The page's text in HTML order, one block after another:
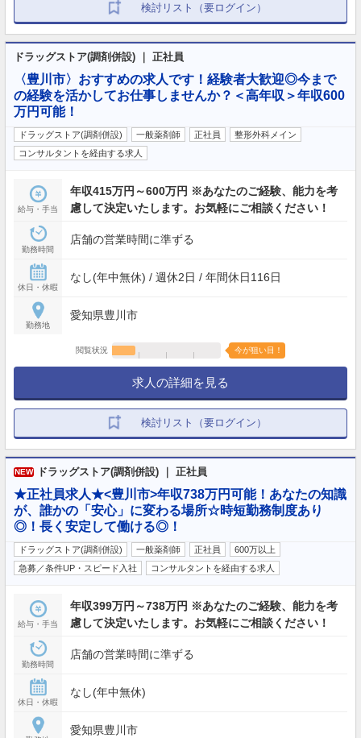
検討リスト（要ログイン）
ドラッグストア(調剤併設) ｜ 正社員
〈豊川市〉おすすめの求人です！経験者大歓迎◎今まで
の経験を活かしてお仕事しませんか？＜高年収＞年収600
万円可能！
ドラッグストア(調剤併設) 一般薬剤師 正社員
整形外科メイン
コンサルタントを経由する求人
給与・手当
年収415万円～600万円 ※あなたのご経験、能力を考
慮して決定いたします。お気軽にご相談ください！
勤務時間
店舗の営業時間に準ずる
休日・休暇
なし(年中無休) / 週休2日 / 年間休日116日
勤務地
愛知県豊川市
閲覧状況 今が狙い目！
求人の詳細を見る
検討リスト（要ログイン）
NEW ドラッグストア(調剤併設) ｜ 正社員
★正社員求人★<豊川市>年収738万円可能！あなたの知識
が、誰かの「安心」に変わる場所☆時短勤務制度あり
◎！長く安定して働ける◎！
ドラッグストア(調剤併設) 一般薬剤師 正社員
600万以上
急募／条件UP・スピード入社
コンサルタントを経由する求人
給与・手当
年収399万円～738万円 ※あなたのご経験、能力を考
慮して決定いたします。お気軽にご相談ください！
勤務時間
店舗の営業時間に準ずる
休日・休暇
なし(年中無休)
愛知県豊川市